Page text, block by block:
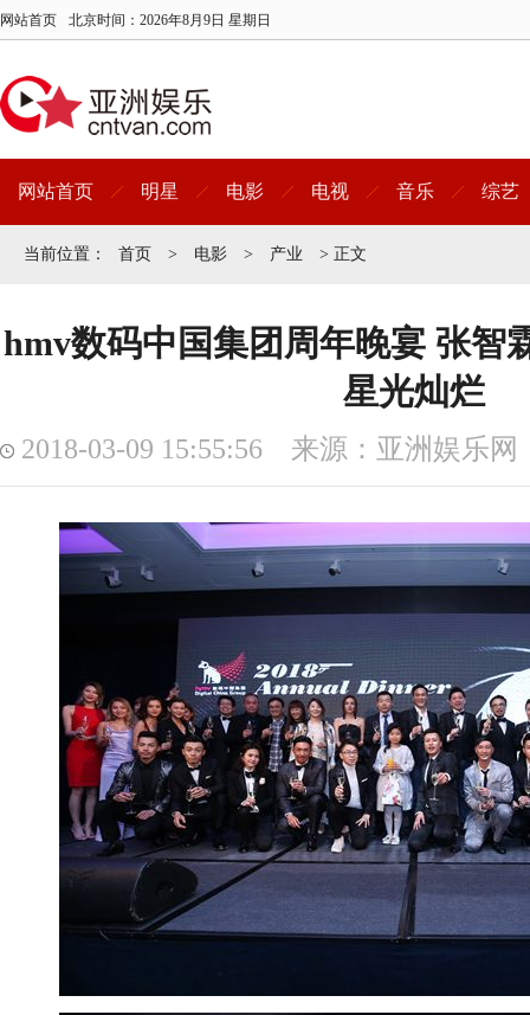
网站首页 北京时间： 2026年8月9日 星期日
网站首页 明星 电影 电视 音乐 综艺
当前位置： 首页 > 电影 > 产业 > 正文
hmv数码中国集团周年晚宴 张智
星光灿烂
2018-03-09 15:55:56 来源：亚洲娱乐网